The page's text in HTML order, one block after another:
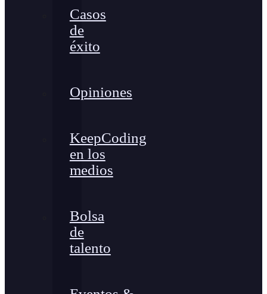
Casos
de
éxito
Opiniones
KeepCoding
en los
medios
Bolsa
de
talento